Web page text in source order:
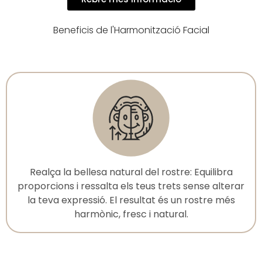
Beneficis de l'Harmonització Facial
Realça la bellesa natural del rostre: Equilibra
proporcions i ressalta els teus trets sense alterar
la teva expressió. El resultat és un rostre més
harmònic, fresc i natural.